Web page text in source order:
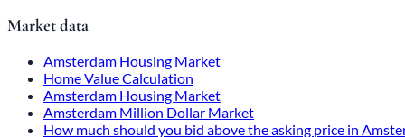
Market data
Amsterdam Housing Market
Home Value Calculation
Amsterdam Housing Market
Amsterdam Million Dollar Market
How much should you bid above the asking price in